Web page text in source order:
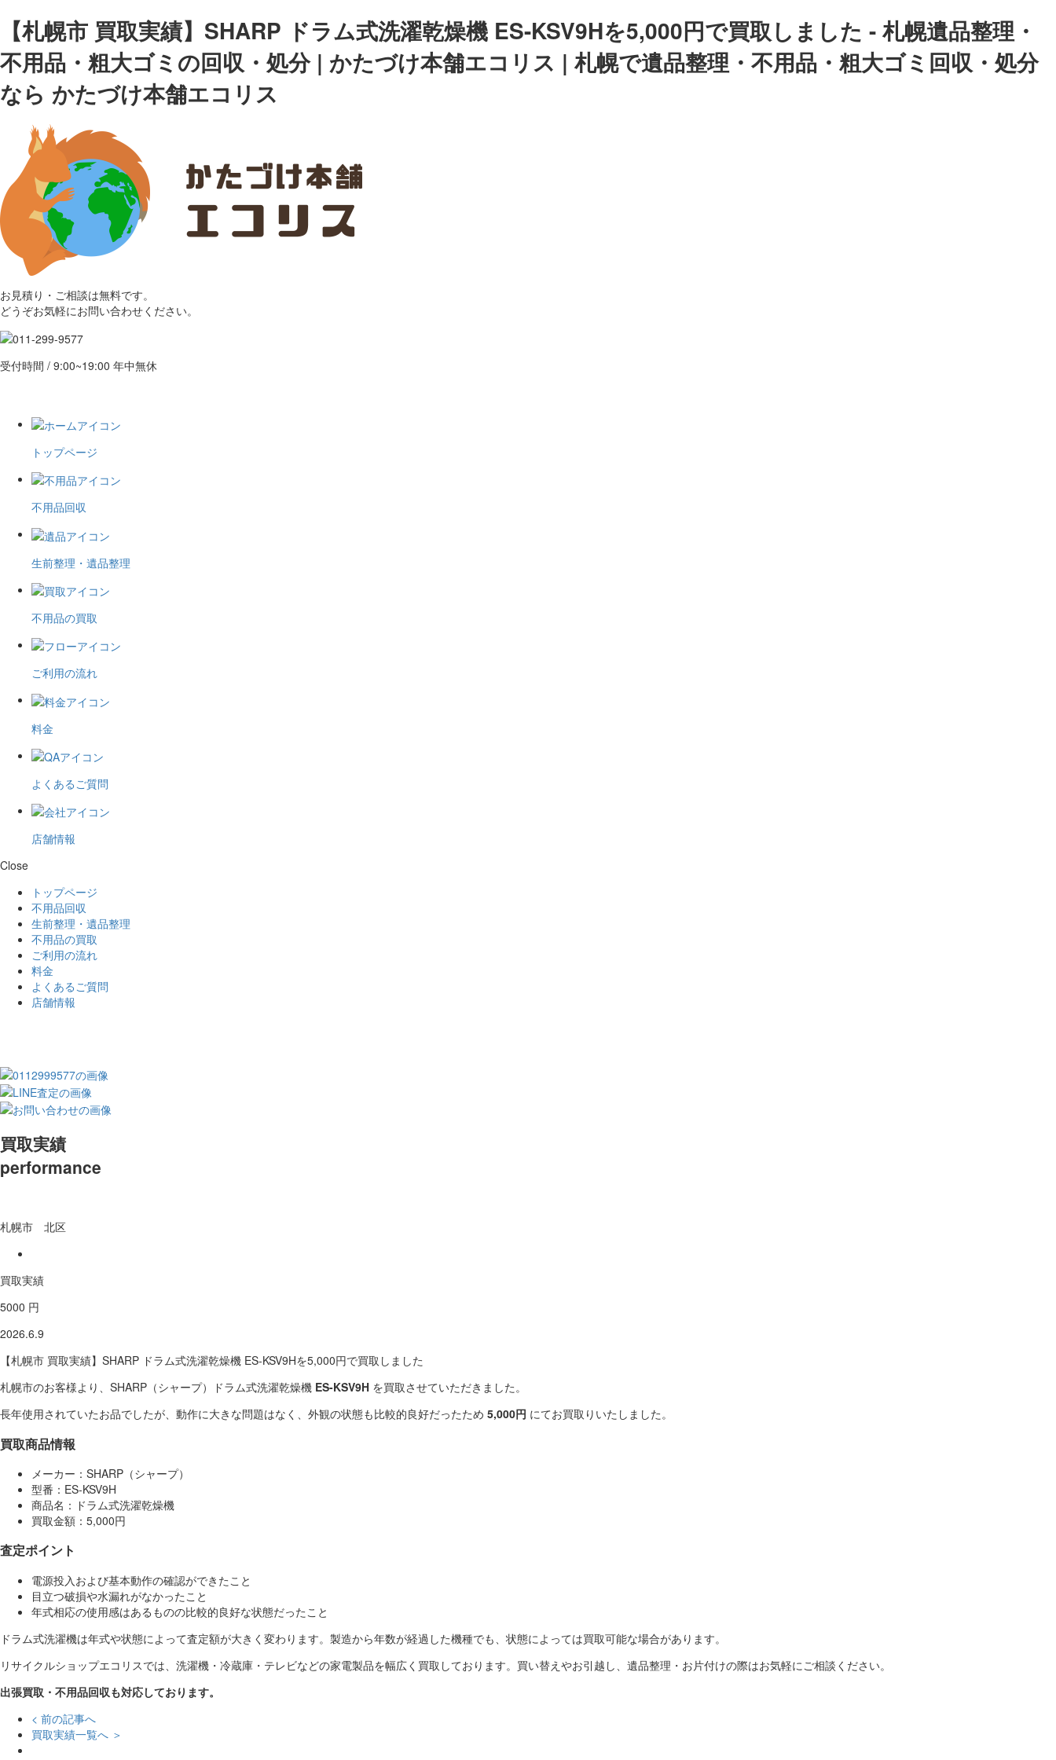
【札幌市 買取実績】SHARP ドラム式洗濯乾燥機 ES-KSV9Hを5,000円で買取しました - 札幌遺品整理・
不用品・粗大ゴミの回収・処分 | かたづけ本舗エコリス | 札幌で遺品整理・不用品・粗大ゴミ回収・処分
なら かたづけ本舗エコリス
お見積り・ご相談は無料です。
どうぞお気軽にお問い合わせください。
受付時間 / 9:00~19:00 年中無休
トップページ
不用品回収
生前整理・遺品整理
不用品の買取
ご利用の流れ
料金
よくあるご質問
店舗情報
Close
トップページ
不用品回収
生前整理・遺品整理
不用品の買取
ご利用の流れ
料金
よくあるご質問
店舗情報
買取実績
performance
札幌市 北区
買取実績
5000 円
2026.6.9
【札幌市 買取実績】SHARP ドラム式洗濯乾燥機 ES-KSV9Hを5,000円で買取しました
札幌市のお客様より、SHARP（シャープ）ドラム式洗濯乾燥機 ES-KSV9H を買取させていただきました。
長年使用されていたお品でしたが、動作に大きな問題はなく、外観の状態も比較的良好だったため 5,000円 にてお買取りいたしました。
買取商品情報
メーカー：SHARP（シャープ）
型番：ES-KSV9H
商品名：ドラム式洗濯乾燥機
買取金額：5,000円
査定ポイント
電源投入および基本動作の確認ができたこと
目立つ破損や水漏れがなかったこと
年式相応の使用感はあるものの比較的良好な状態だったこと
ドラム式洗濯機は年式や状態によって査定額が大きく変わります。製造から年数が経過した機種でも、状態によっては買取可能な場合があります。
リサイクルショップエコリスでは、洗濯機・冷蔵庫・テレビなどの家電製品を幅広く買取しております。買い替えやお引越し、遺品整理・お片付けの際はお気軽にご相談ください。
出張買取・不用品回収も対応しております。
< 前の記事へ
買取実績一覧へ ＞